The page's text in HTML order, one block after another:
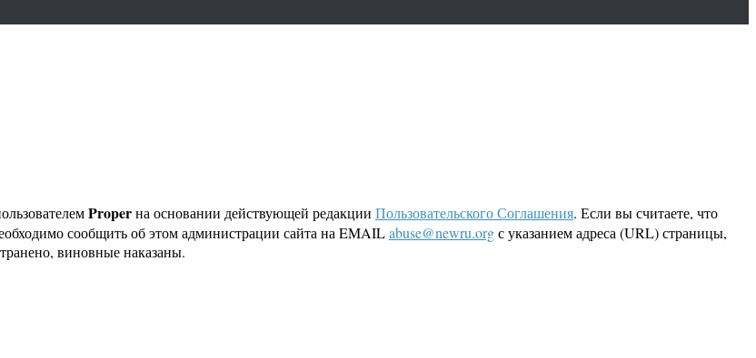
Properна основании действующей редакции Пользовательского Соглашения. Если вы считаете, что
сообщить об этом администрации сайта на EMAILabuse@newru.orgс указанием адреса (URL) страницы,
виновные наказаны.